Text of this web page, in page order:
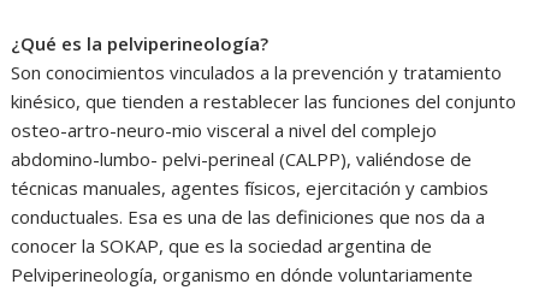
¿Qué es la pelviperineología?
Son conocimientos vinculados a la prevención y tratamiento
kinésico, que tienden a restablecer las funciones del conjunto
osteo-artro-neuro-mio visceral a nivel del complejo
abdomino-lumbo- pelvi-perineal (CALPP), valiéndose de
técnicas manuales, agentes físicos, ejercitación y cambios
conductuales. Esa es una de las definiciones que nos da a
conocer la SOKAP, que es la sociedad argentina de
Pelviperineología, organismo en dónde voluntariamente